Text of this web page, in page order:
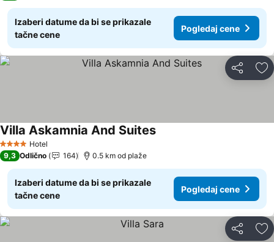
Izaberi datume da bi se prikazale
tačne cene
Pogledaj cene
Deli
4 ZvezdiceHotel
Villa Askamnia And SuitesPogledaj cene
9,3 Odlično 164 0.5 km od plaže
Izaberi datume da bi se prikazale
tačne cene
Pogledaj cene
Deli